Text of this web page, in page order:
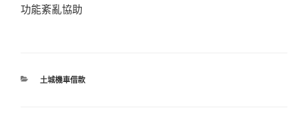
功能紊亂協助
分
土城機車借款